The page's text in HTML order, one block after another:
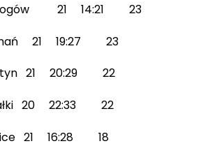
21 14:21 23
21 19:27 23
21 20:29 22
20 22:33 22
21 16:28 18